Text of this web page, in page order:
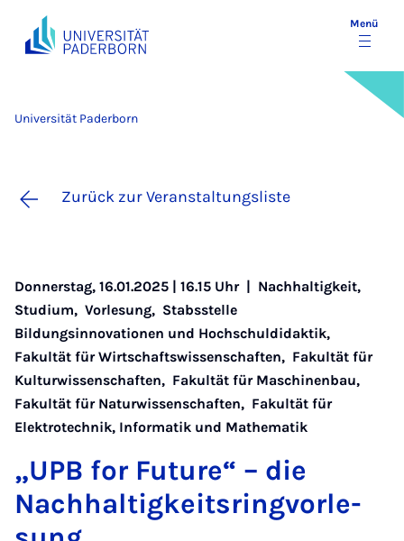
Menü
Universität Paderborn
Zurück zur Veranstaltungsliste
Donnerstag, 16.01.2025 | 16.15 Uhr | Nachhaltigkeit,
Studium, Vorlesung, Stabsstelle
Bildungsinnovationen und Hochschuldidaktik,
Fakultät für Wirtschaftswissenschaften, Fakultät für
Kulturwissenschaften, Fakultät für Maschinenbau,
Fakultät für Naturwissenschaften, Fakultät für
Elektrotechnik, Informatik und Mathematik
„UPB for Fu­ture“ – die
Nach­ha­l­tig­keits­ring­vor­­le­­